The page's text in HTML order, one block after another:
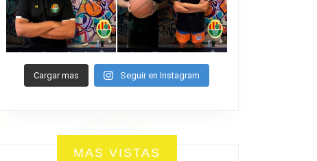
Cargar mas Seguir en Instagram
MAS VISTAS